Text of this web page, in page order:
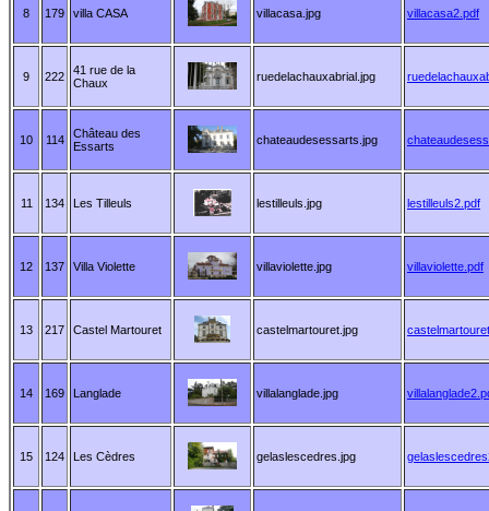
8 179 villa CASA villacasa.jpg villacasa2.pdf
9 222
41 rue de la
Chaux
ruedelachauxabrial.jpg
10 114
Château des
Essarts
chateaudesessarts.jpg
11 134 Les Tilleuls lestilleuls.jpg lestilleuls2.pdf
12 137 Villa Violette villaviolette.jpg villaviolette.pdf
13 217 Castel Martouret castelmartouret.jpg
14 169 Langlade villalanglade.jpg
15 124 Les Cèdres gelaslescedres.jpg